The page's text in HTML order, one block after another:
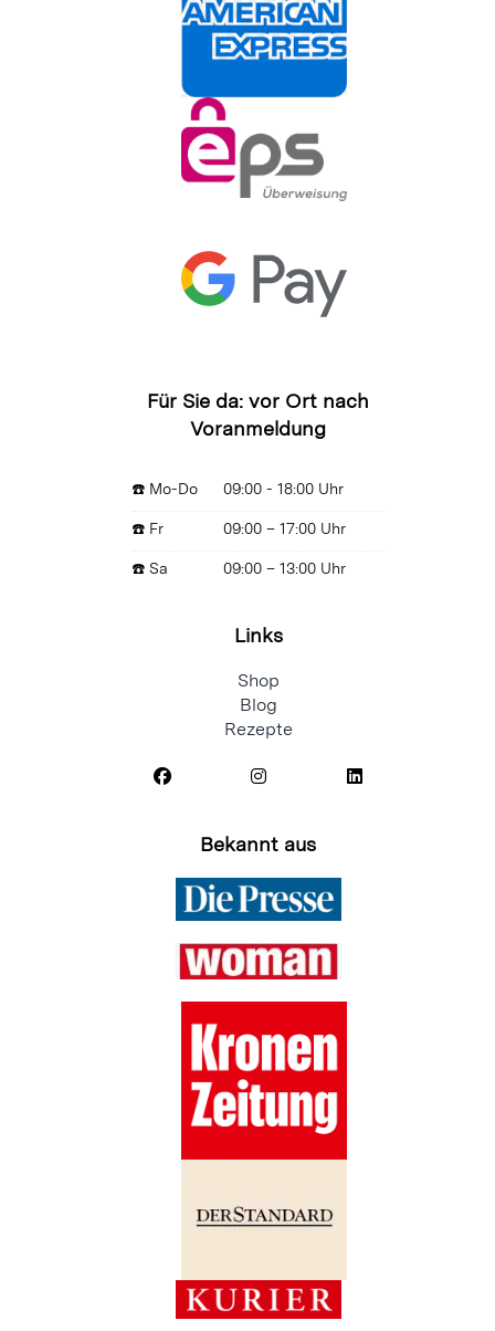
Für Sie da: vor Ort nach
Voranmeldung
☎️ Mo-Do 09:00 - 18:00 Uhr
☎️ Fr 09:00 – 17:00 Uhr
☎️ Sa 09:00 – 13:00 Uhr
Links
Shop
Blog
Rezepte
Bekannt aus